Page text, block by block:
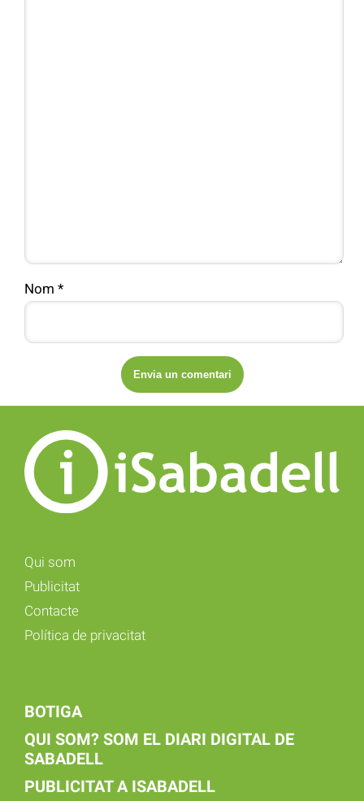
Nom *
Qui som
Publicitat
Contacte
Política de privacitat
BOTIGA
QUI SOM? SOM EL DIARI DIGITAL DE
SABADELL
PUBLICITAT A ISABADELL